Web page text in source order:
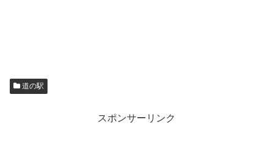
道の駅
スポンサーリンク